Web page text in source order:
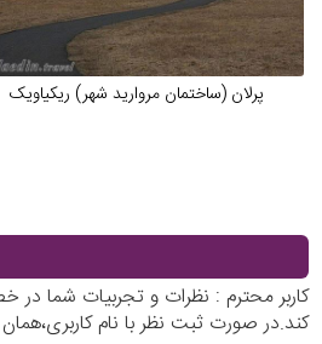
پرلان (ساختمان مروارید شهر) ریکیاویک
کاربر محترم : نظرات و تجربیات شما
کند.در صورت ثبت نظر با نام